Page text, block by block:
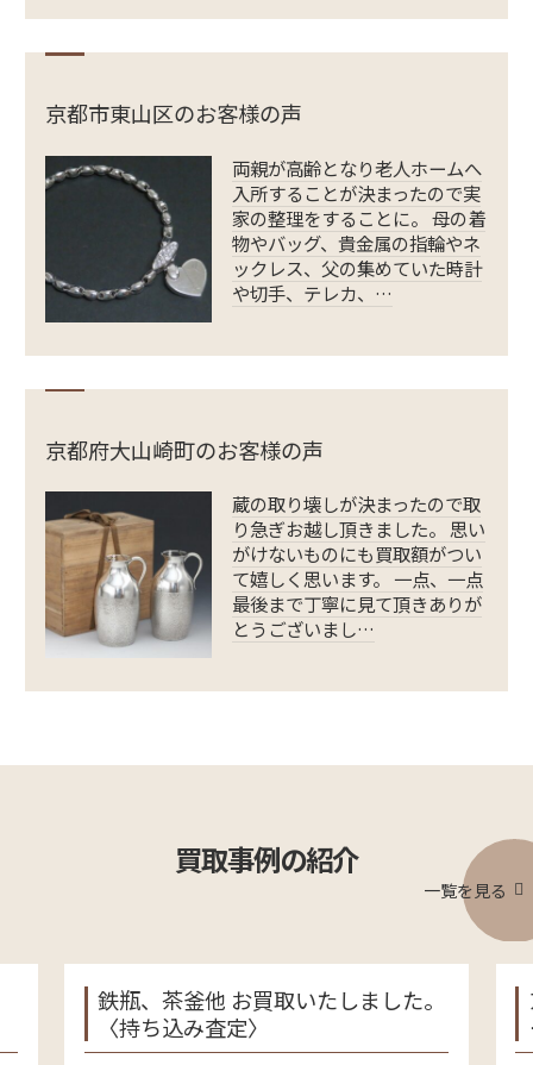
京都市東山区のお客様の声
両親が高齢となり老人ホームへ
入所することが決まったので実
家の整理をすることに。 母の着
物やバッグ、貴金属の指輪やネ
ックレス、父の集めていた時計
や切手、テレカ、…
京都府大山崎町のお客様の声
蔵の取り壊しが決まったので取
り急ぎお越し頂きました。 思い
がけないものにも買取額がつい
て嬉しく思います。 一点、一点
最後まで丁寧に見て頂きありが
とうございまし…
買取事例の紹介
一覧を見る
鉄瓶、茶釜他 お買取いたしました。
〈持ち込み査定〉